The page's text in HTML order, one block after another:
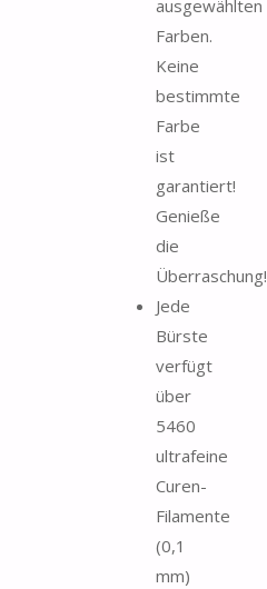
ausgewählten
Farben.
Keine
bestimmte
Farbe
ist
garantiert!
Genieße
die
Überraschung!
Jede
Bürste
verfügt
über
5460
ultrafeine
Curen-
Filamente
(0,1
mm)